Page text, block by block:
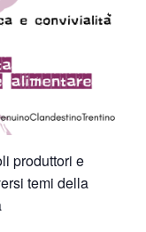
produttori e
temi della